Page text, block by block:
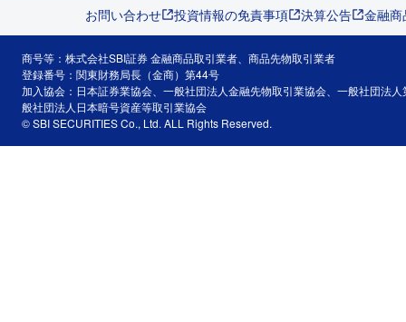
お問い合わせ 投資情報の免責事項 決算公告 金融
商号等：株式会社SBI証券 金融商品取引業者、商品先物取引業者
登録番号：関東財務局長（金商）第44号
加入協会：日本証券業協会、一般社団法人金融先物取引業協会、一般社団法
般社団法人日本暗号資産等取引業協会
© SBI SECURITIES Co., Ltd. ALL Rights Reserved.